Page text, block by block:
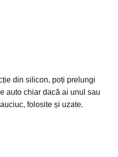
din silicon, poți prelungi
auto chiar dacă ai unul sau
folosite și uzate.